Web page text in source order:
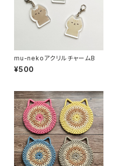
mu-nekoアクリルチャームB
¥500